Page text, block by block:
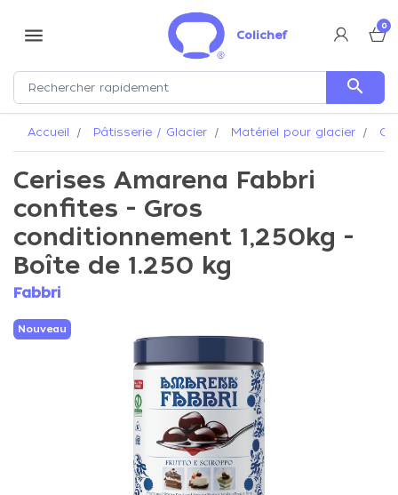
menu Colichef
0
search
Accueil Pâtisserie / Glacier Matériel pour glacier
Cerises Amarena Fabbri
confites - Gros
conditionnement 1,250kg -
Boîte de 1.250 kg
Fabbri
Nouveau